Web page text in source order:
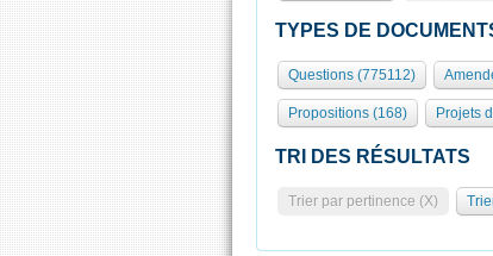
TYPES DE
Questions (775112)
Propositions (168) Projets
TRI DES RÉSULTATS
Trier par pertinence (X)